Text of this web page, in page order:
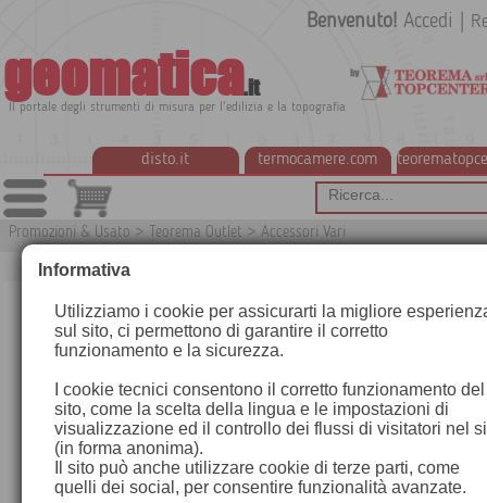
geomatica.it
Il portale degli strumenti di misura per l'edilizia e la topografia
disto.it termocamere.com
Benvenuto! Accedi
Promozioni & Usato > Teorema Outlet > Accessori Vari
Informativa
Utilizziamo i cookie per assicurarti la migliore
sul sito, ci permettono di garantire il corretto
funzionamento e la sicurezza.
I cookie tecnici consentono il corretto funzionamento del
sito, come la scelta della lingua e le impostazioni di
visualizzazione ed il controllo dei flussi di visitatori nel
(in forma anonima).
Il sito può anche utilizzare cookie di terze parti, come
quelli dei social, per consentire funzionalità avanzate.